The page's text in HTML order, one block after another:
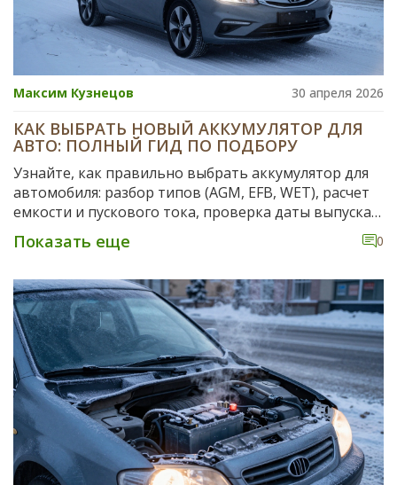
Максим Кузнецов 30 апреля 2026
КАК ВЫБРАТЬ НОВЫЙ АККУМУЛЯТОР ДЛЯ
АВТО: ПОЛНЫЙ ГИД ПО ПОДБОРУ
Узнайте, как правильно выбрать аккумулятор для
автомобиля: разбор типов (AGM, EFB, WET), расчет
емкости и пускового тока, проверка даты выпуска и
советы по долгой эксплуатации.
Показать еще 0